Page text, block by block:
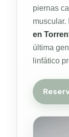
piernas
muscular.
en
última
linfático